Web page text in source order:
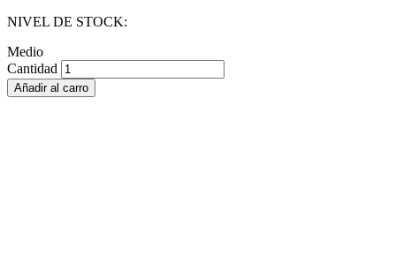
NIVEL DE STOCK:
Medio
Cantidad
Añadir al carro